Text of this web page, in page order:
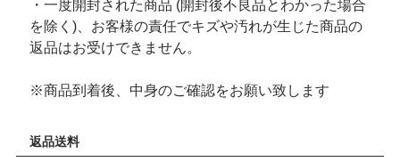
・一度開封された商品 (開封後不良品とわかった場合
を除く)、お客様の責任でキズや汚れが生じた商品の
返品はお受けできません。
※商品到着後、中身のご確認をお願い致します
返品送料